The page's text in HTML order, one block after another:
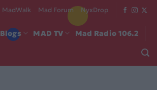
MadWalk Mad Forum NyxDrop
Blogs MAD TV Mad Radio 106.2